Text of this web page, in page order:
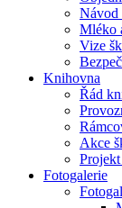
Návod
Mléko
Vize
Knihovna
Řád
Akce
Fotogalerie